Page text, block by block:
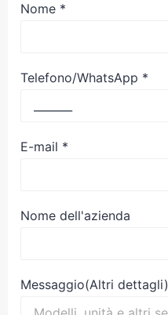
Nome *
Telefono/WhatsApp *
E-mail *
Nome dell'azienda
Messaggio(Altri dettagli)